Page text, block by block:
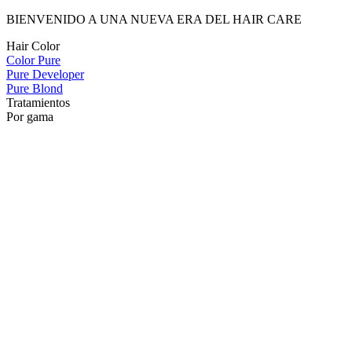
BIENVENIDO A UNA NUEVA ERA DEL HAIR CARE
Hair Color
Color Pure
Pure Developer
Pure Blond
Tratamientos
Por gama